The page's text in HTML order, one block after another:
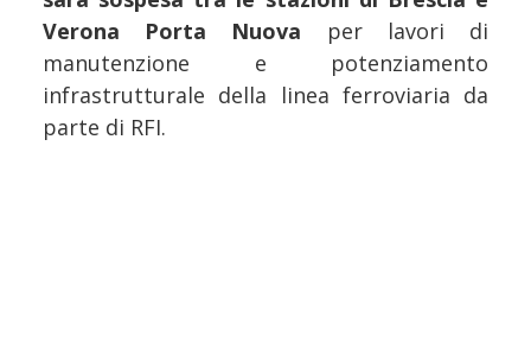
Verona Porta Nuova per lavori di
manutenzione e potenziamento
infrastrutturale della linea ferroviaria da
parte di RFI.